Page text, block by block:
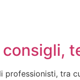
tra